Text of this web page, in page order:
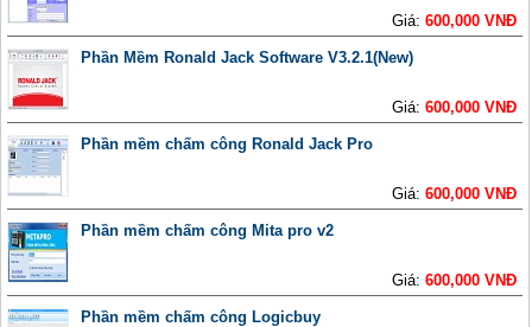
Giá:600,000 VNĐ
Phần Mềm Ronald Jack Software V3.2.1(New)
Giá:600,000 VNĐ
Phần mềm chấm công Ronald Jack Pro
Giá:600,000 VNĐ
Phần mềm chấm công Mita pro v2
Giá:600,000 VNĐ
Phần mềm chấm công Logicbuy